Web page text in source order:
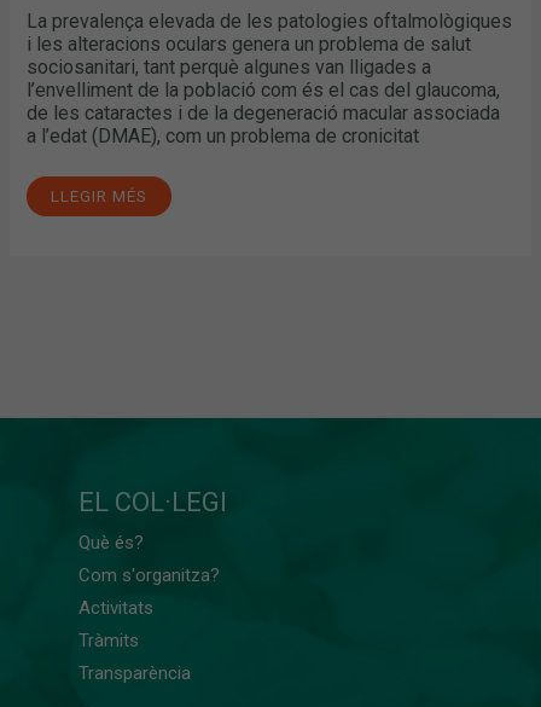
La prevalença elevada de les patologies oftalmològiques
i les alteracions oculars genera un problema de salut
sociosanitari, tant perquè algunes van lligades a
l’envelliment de la població com és el cas del glaucoma,
de les cataractes i de la degeneració macular associada
a l’edat (DMAE), com un problema de cronicitat
LLEGIR MÉS
EL COL·LEGI
Què és?
Com s'organitza?
Activitats
Tràmits
Transparència